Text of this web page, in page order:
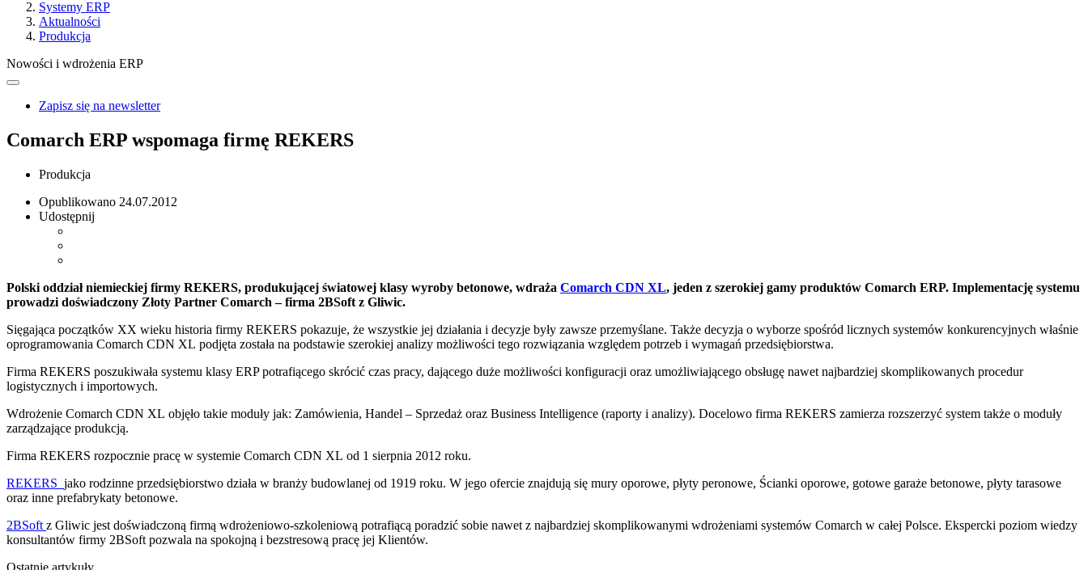
Systemy ERP
Aktualności
Produkcja
Nowości i wdrożenia ERP
Zapisz się na newsletter
Comarch ERP wspomaga firmę REKERS
Produkcja
Opublikowano 24.07.2012
Udostępnij
Polski oddział niemieckiej firmy REKERS, produkującej światowej klasy wyroby betonowe, wdraża Comarch CDN XL, jeden z szerokiej gamy produktów Comarch ERP. Implementację systemu
prowadzi doświadczony Złoty Partner Comarch – firma 2BSoft z Gliwic.
Sięgająca początków XX wieku historia firmy REKERS pokazuje, że wszystkie jej działania i decyzje były zawsze przemyślane. Także decyzja o wyborze spośród licznych systemów konkurencyjnych właśnie
oprogramowania Comarch CDN XL podjęta została na podstawie szerokiej analizy możliwości tego rozwiązania względem potrzeb i wymagań przedsiębiorstwa.
Firma REKERS poszukiwała systemu klasy ERP potrafiącego skrócić czas pracy, dającego duże możliwości konfiguracji oraz umożliwiającego obsługę nawet najbardziej skomplikowanych procedur
logistycznych i importowych.
Wdrożenie Comarch CDN XL objęło takie moduły jak: Zamówienia, Handel – Sprzedaż oraz Business Intelligence (raporty i analizy). Docelowo firma REKERS zamierza rozszerzyć system także o moduły
zarządzające produkcją.
Firma REKERS rozpocznie pracę w systemie Comarch CDN XL od 1 sierpnia 2012 roku.
REKERS jako rodzinne przedsiębiorstwo działa w branży budowlanej od 1919 roku. W jego ofercie znajdują się mury oporowe, płyty peronowe, Ścianki oporowe, gotowe garaże betonowe, płyty tarasowe
oraz inne prefabrykaty betonowe.
2BSoft z Gliwic jest doświadczoną firmą wdrożeniowo-szkoleniową potrafiącą poradzić sobie nawet z najbardziej skomplikowanymi wdrożeniami systemów Comarch w całej Polsce. Ekspercki poziom wiedzy
konsultantów firmy 2BSoft pozwala na spokojną i bezstresową pracę jej Klientów.
Ostatnie artykuły